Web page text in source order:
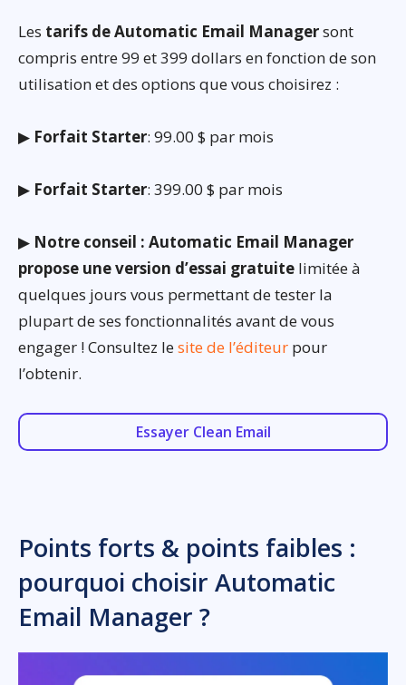
Les tarifs de Automatic Email Managersont
compris entre 99 et 399 dollars en fonction de son
utilisation et des options que vous choisirez :
▶ Forfait Starter: 99.00 $ par mois
▶ Forfait Starter: 399.00 $ par mois
▶ Notre conseil : Automatic Email Manager
propose une version d’essai gratuite limitée à
quelques jours vous permettant de tester la
plupart de ses fonctionnalités avant de vous
engager ! Consultez lesite de l’éditeur pour
l’obtenir.
Essayer Clean Email
Points forts & points faibles :
pourquoi choisir Automatic
Email Manager ?